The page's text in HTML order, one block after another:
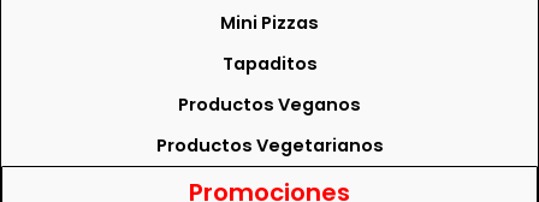
Mini Pizzas
Tapaditos
Productos Veganos
Productos Vegetarianos
Promociones